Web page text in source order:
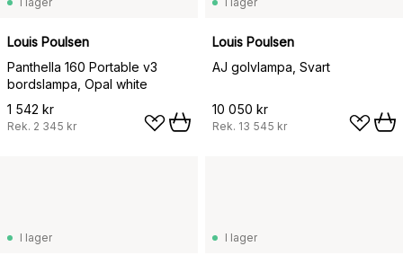
Louis Poulsen
Panthella 160 Portable v3
bordslampa, Opal white
1 542 kr
Rek. 2 345 kr
Louis Poulsen
AJ golvlampa, Svart
10 050 kr
Rek. 13 545 kr
I lager I lager